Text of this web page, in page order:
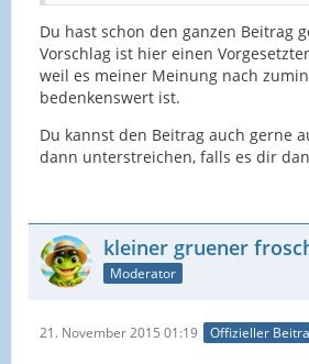
Du hast schon den ganzen Beitrag
Vorschlag ist hier einen
weil es meiner Meinung nach
bedenkenswert ist.
Du kannst den Beitrag auch gerne
dann unterstreichen, falls es dir
kleiner gruener
Moderator
21. November 2015 01:19 Offizieller